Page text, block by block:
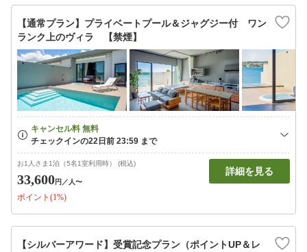
【通常プラン】プライベートプール＆ジャグジー付 ワン
ランク上のヴィラ 【禁煙】
お1人さま1泊（5名1室利用時） (税込)
33,600円 ／人〜
ポイント(1%)
詳細を見る
【シルバーアワード】受賞記念プラン（ポイントUP＆レ